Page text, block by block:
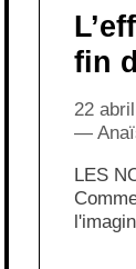
fin
22
LES